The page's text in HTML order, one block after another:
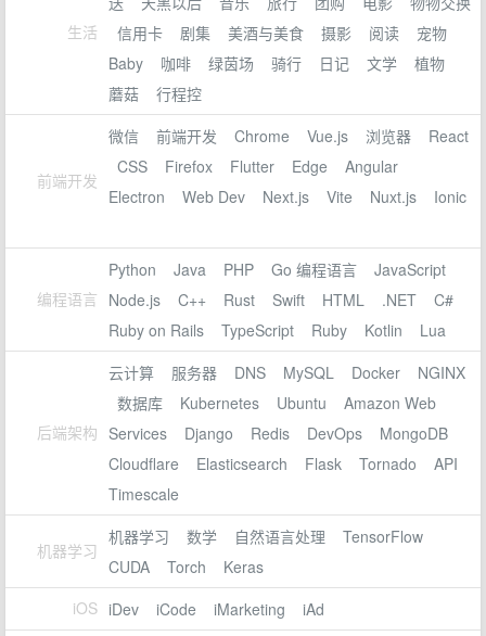
生活
信用卡
剧集 美酒与美食 摄影 阅读
宠物
Baby
咖啡 绿茵场 骑行 日记 文学
植物
蘑菇
行程控
前端开发
微信 前端开发 Chrome Vue.js 浏览器
React
CSS
Firefox Flutter Edge
Angular
Electron
Web Dev Next.js Vite Nuxt.js Ionic
编程语言
Python Java PHP Go 编程语言
JavaScript
Node.js
C++ Rust Swift HTML .NET
C#
Ruby on Rails
TypeScript Ruby Kotlin Lua
后端架构
云计算 服务器 DNS MySQL Docker
NGINX
数据库
Kubernetes Ubuntu
Amazon Web
Services
Django Redis DevOps
MongoDB
Cloudflare
Elasticsearch Flask Tornado
API
Timescale
机器学习
机器学习 数学 自然语言处理
TensorFlow
CUDA
Torch
Keras
iOS iDev iCode iMarketing iAd